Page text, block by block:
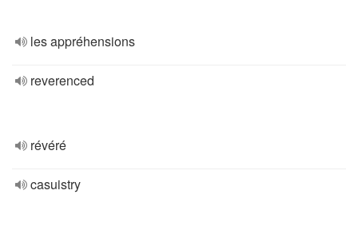
les appréhensions
reverenced
révéré
casuistry